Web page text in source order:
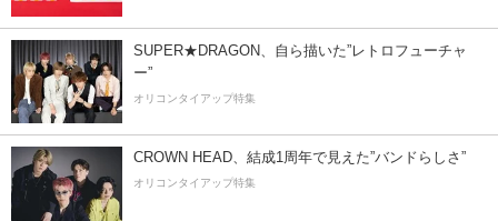
SUPER★DRAGON、自ら描いた”レトロフューチャ
ー”
オリコンタイアップ特集
CROWN HEAD、結成1周年で見えた”バンドらしさ”
オリコンタイアップ特集